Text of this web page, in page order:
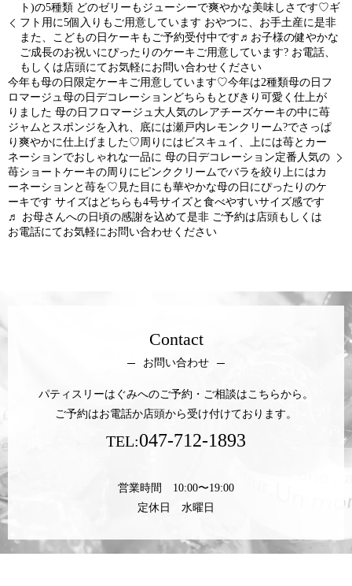
ト)の5種類 どのゼリーもジューシーで爽やかな美味しさです♡ギ
フト用に5個入りもご用意しています おやつに、お手土産に是非
また、こどもの日ケーキもご予約受付中です♬お子様の健やかな
ご成長のお祝いにぴったりのケーキご用意しています? お電話、
もしくは店頭にてお気軽にお問い合わせください
今年も母の日限定ケーキご用意しています♡今年は2種類︎母の日フ
ロマージュ︎︎母の日デコレーション︎どちらもとびきり可愛く仕上が
りました ︎母の日フロマージュ︎大人気のレアチーズケーキの中に苺
ジャムとスポンジを入れ、底には瀬戸内レモンクリーム?でさっぱ
り爽やかに仕上げました♡周りにはビスキュイ、上には苺とカー
ネーションでおしゃれな一品に ︎母の日デコレーション︎定番人気の
苺ショートケーキの周りにピンククリームでバラを絞り上にはカ
ーネーションと苺を♡見た目にも華やかな母の日にぴったりのケ
ーキです サイズはどちらも4号サイズと食べやすいサイズ感です
♬ お母さんへの日頃の感謝を込めて是非 ご予約は店頭もしくは
お電話にてお気軽にお問い合わせください️
Contact
お問い合わせ
パティスリーはぐみへのご予約・ご相談はこちらから。
ご予約はお電話か店頭から受け付けております。
TEL:047-712-1893
営業時間 10:00〜19:00
定休日 水曜日